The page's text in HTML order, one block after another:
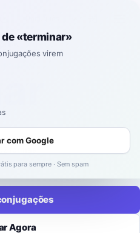
›terminar
Agora
«terminar»
virem
com Google
para sempre · Sem spam